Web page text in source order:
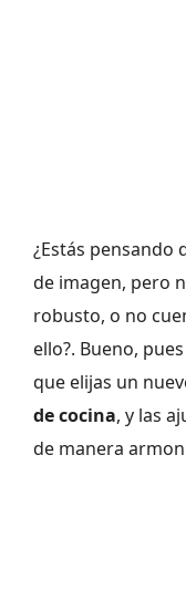
¿Estás pensando
de imagen, pero
robusto, o no
ello?. Bueno,
que elijas un
de cocina, y las
de manera